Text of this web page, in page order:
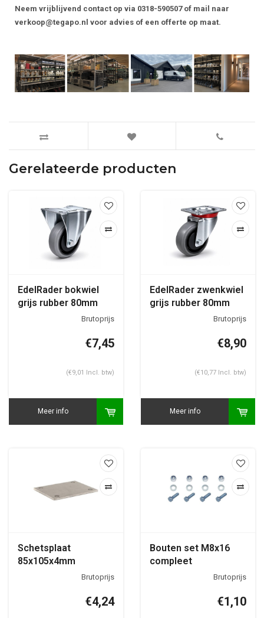
Neem vrijblijvend contact op via 0318-590507 of mail naar
verkoop@tegapo.nl voor advies of een offerte op maat.
Gerelateerde producten
EdelRader bokwiel
grijs rubber 80mm
2KA plaatbevestiging
€7,45
(€9,01 Incl. btw)
Meer info
EdelRader zwenkwiel
grijs rubber 80mm
2KA plaatbevestiging
€8,90
(€10,77 Incl. btw)
Meer info
Schetsplaat
85x105x4mm
€4,24
Bouten set M8x16
compleet
€1,10